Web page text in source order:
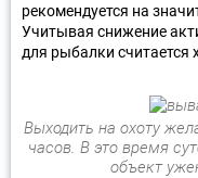
рекомендуется на
Учитывая снижение
для рыбалки считается
Выходить на охоту
часов. В это время
объект